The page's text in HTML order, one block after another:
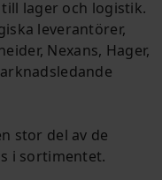
lager och logistik.
leverantörer,
Nexans, Hager,
stor del av de
i sortimentet.